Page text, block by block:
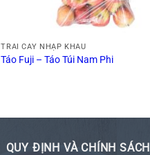
TRÁI CÂY NHẬP KHẨU
Táo Fuji – Táo Túi Nam Phi
QUY ĐỊNH VÀ CHÍNH SÁCH